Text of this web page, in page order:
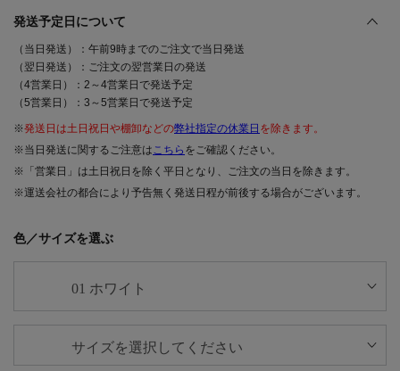
発送予定日について
（当日発送）：午前9時までのご注文で当日発送
（翌日発送）：ご注文の翌営業日の発送
（4営業日）：2～4営業日で発送予定
（5営業日）：3～5営業日で発送予定
※発送日は土日祝日や棚卸などの弊社指定の休業日 を除きます。
※当日発送に関するご注意はこちら をご確認ください。
※「営業日」は土日祝日を除く平日となり、ご注文の当日を除きます。
※運送会社の都合により予告無く発送日程が前後する場合がございます。
色／サイズを選ぶ